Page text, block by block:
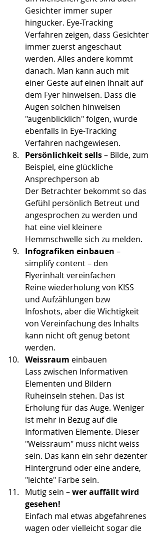
Gesichter immer super
hingucker. Eye-Tracking
Verfahren zeigen, dass Gesichter
immer zuerst angeschaut
werden. Alles andere kommt
danach. Man kann auch mit
einer Geste auf einen Ihnalt auf
dem Fyer hinweisen. Dass die
Augen solchen hinweisen
"augenblicklich" folgen, wurde
ebenfalls in Eye-Tracking
Verfahren nachgewiesen.
Persönlichkeit sells – Bilde, zum
Beispiel, eine glückliche
Ansprechperson ab
Der Betrachter bekommt so das
Gefühl persönlich Betreut und
angesprochen zu werden und
hat eine viel kleinere
Hemmschwelle sich zu melden.
Infografiken einbauen –
simplify content – den
Flyerinhalt vereinfachen
Reine wiederholung von KISS
und Aufzählungen bzw
Infoshots, aber die Wichtigkeit
von Vereinfachung des Inhalts
kann nicht oft genug betont
werden.
Weissraum einbauen
Lass zwischen Informativen
Elementen und Bildern
Ruheinseln stehen. Das ist
Erholung für das Auge. Weniger
ist mehr in Bezug auf die
Informativen Elemente. Dieser
"Weissraum" muss nicht weiss
sein. Das kann ein sehr dezenter
Hintergrund oder eine andere,
"leichte" Farbe sein.
Mutig sein – wer auffällt wird
gesehen!
Einfach mal etwas abgefahrenes
wagen oder vielleicht sogar die